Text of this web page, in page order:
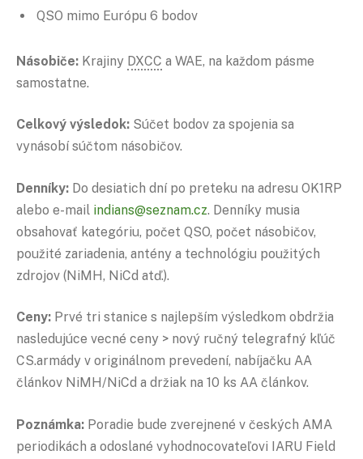
QSO mimo Európu 6 bodov
Násobiče: Krajiny DXCC a WAE, na každom pásme
samostatne.
Celkový výsledok: Súčet bodov za spojenia sa
vynásobí súčtom násobičov.
Denníky: Do desiatich dní po preteku na adresu OK1RP
alebo e-mail indians@seznam.cz. Denníky musia
obsahovať kategóriu, počet QSO, počet násobičov,
použité zariadenia, antény a technológiu použitých
zdrojov (NiMH, NiCd atď.).
Ceny: Prvé tri stanice s najlepším výsledkom obdržia
nasledujúce vecné ceny > nový ručný telegrafný kľúč
CS.armády v originálnom prevedení, nabíjačku AA
článkov NiMH/NiCd a držiak na 10 ks AA článkov.
Poznámka: Poradie bude zverejnené v českých AMA
periodikách a odoslané vyhodnocovateľovi IARU Field